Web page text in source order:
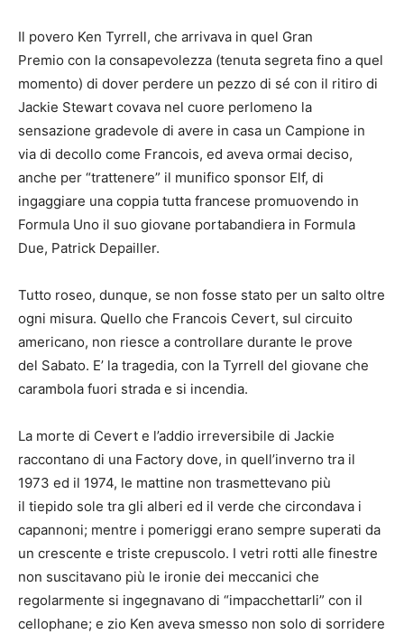
Il povero Ken Tyrrell, che arrivava in quel Gran
Premio con la consapevolezza (tenuta segreta fino a quel
momento) di dover perdere un pezzo di sé con il ritiro di
Jackie Stewart covava nel cuore perlomeno la
sensazione gradevole di avere in casa un Campione in
via di decollo come Francois, ed aveva ormai deciso,
anche per “trattenere” il munifico sponsor Elf, di
ingaggiare una coppia tutta francese promuovendo in
Formula Uno il suo giovane portabandiera in Formula
Due, Patrick Depailler.
Tutto roseo, dunque, se non fosse stato per un salto oltre
ogni misura. Quello che Francois Cevert, sul circuito
americano, non riesce a controllare durante le prove
del Sabato. E’ la tragedia, con la Tyrrell del giovane che
carambola fuori strada e si incendia.
La morte di Cevert e l’addio irreversibile di Jackie
raccontano di una Factory dove, in quell’inverno tra il
1973 ed il 1974, le mattine non trasmettevano più
il tiepido sole tra gli alberi ed il verde che circondava i
capannoni; mentre i pomeriggi erano sempre superati da
un crescente e triste crepuscolo. I vetri rotti alle finestre
non suscitavano più le ironie dei meccanici che
regolarmente si ingegnavano di “impacchettarli” con il
cellophane; e zio Ken aveva smesso non solo di sorridere